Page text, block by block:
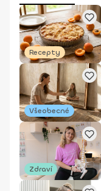
Recepty
Všeobecné
Zdraví